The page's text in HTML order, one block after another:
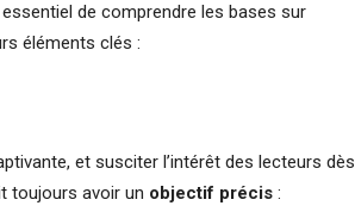
de comprendre les bases sur
éléments clés :
et susciter l’intérêt des lecteurs dès
toujours avoir un objectif précis :